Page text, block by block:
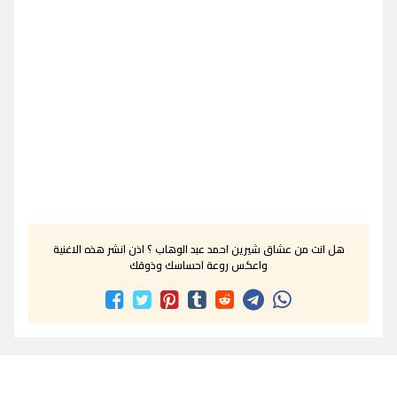
هل انت من عشاق شيرين احمد عبد الوهاب ؟ اذن انشر هذه الاغنية
واعكس روعة احساسك وذوقك